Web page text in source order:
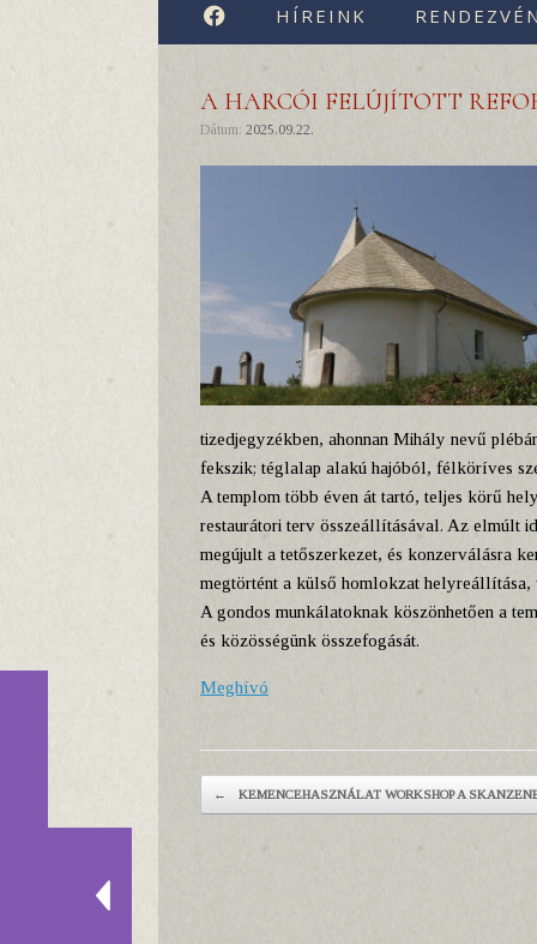
FACEBOOK
HÍREINK
A HARCÓI FELÚJÍTOTT
Dátum: 2025.09.22.
tizedjegyzékben, ahonnan Mihály nevű
fekszik; téglalap alakú hajóból, félköríves
A templom több éven át tartó, teljes körű
restaurátori terv összeállításával. Az elmúlt
megújult a tetőszerkezet, és konzerválásra
megtörtént a külső homlokzat helyreállítása,
A gondos munkálatoknak köszönhetően a
és közösségünk összefogását.
Meghívó
Post navigation
← KEMENCEHASZNÁLAT WORKSHOP A